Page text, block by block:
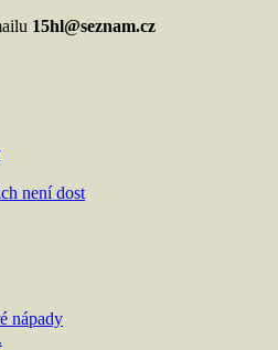
15hl@seznam.cz
není dost
nápady